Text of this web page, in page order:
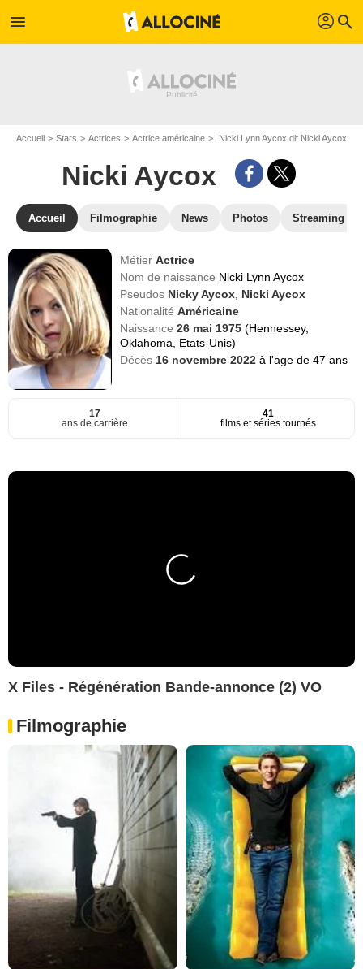
menu profil search
Accueil Stars Actrices Actrice américaine Nicki Lynn Aycox dit Nicki Aycox
Nicki Aycox
Accueil Filmographie News Photos Streaming
MétierActrice
Nom de naissance Nicki Lynn Aycox
Pseudos Nicky Aycox Nicki Aycox
NationalitéAméricaine
Naissance26 mai 1975(Hennessey,
Oklahoma, Etats-Unis)
Décès 16 novembre 2022à l'age de 47 ans
17
ans de carrière
41
films et séries tournés
X Files - Régénération Bande-annonce (2) VO
Filmographie